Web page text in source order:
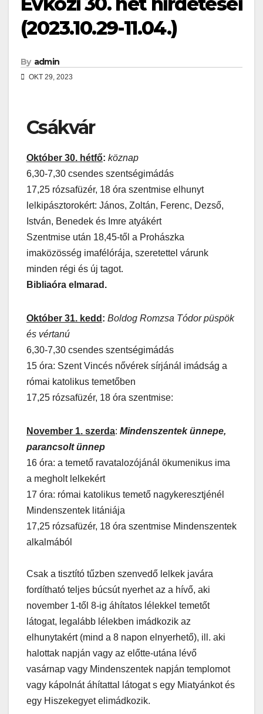
(2023.10.29-11.04.)
By admin
OKT 29, 2023
Csákvár
Október 30. hétfő: köznap
6,30-7,30 csendes szentségimádás
17,25 rózsafüzér, 18 óra szentmise elhunyt
lelkipásztorokért: János, Zoltán, Ferenc, Dezső,
István, Benedek és Imre atyákért
Szentmise után 18,45-től a Prohászka
imaközösség imafélórája, szeretettel várunk
minden régi és új tagot.
Bibliaóra elmarad.
Október 31. kedd : Boldog Romzsa Tódor püspök
és vértanú
6,30-7,30 csendes szentségimádás
15 óra: Szent Vincés nővérek sírjánál imádság a
római katolikus temetőben
17,25 rózsafüzér, 18 óra szentmise:
November 1. szerda: Mindenszentek ünnepe,
parancsolt ünnep
16 óra: a temető ravatalozójánál ökumenikus ima
a megholt lelkekért
17 óra: római katolikus temető nagykeresztjénél
Mindenszentek litániája
17,25 rózsafüzér, 18 óra szentmise Mindenszentek
alkalmából
Csak a tisztító tűzben szenvedő lelkek javára
fordítható teljes búcsút nyerhet az a hívő, aki
november 1-től 8-ig áhítatos lélekkel temetőt
látogat, legalább lélekben imádkozik az
elhunytakért (mind a 8 napon elnyerhető), ill. aki
halottak napján vagy az előtte-utána lévő
vasárnap vagy Mindenszentek napján templomot
vagy kápolnát áhítattal látogat s egy Miatyánkot és
egy Hiszekegyet elimádkozik.